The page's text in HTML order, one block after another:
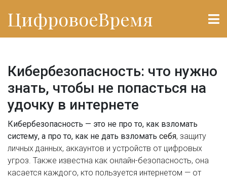
ЦифровоеВремя
Кибербезопасность: что нужно
знать, чтобы не попасться на
удочку в интернете
Кибербезопасность — это не про то, как взломать
систему, а про то, как не дать взломать себя, защиту
личных данных, аккаунтов и устройств от цифровых
угроз. Также известна как онлайн-безопасность, она
касается каждого, кто пользуется интернетом — от